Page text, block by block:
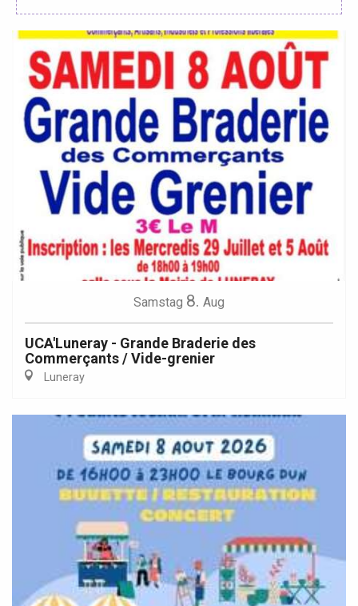
Samstag 8. Aug
UCA'Luneray - Grande Braderie des
Commerçants / Vide-grenier
Luneray